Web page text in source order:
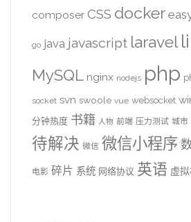
composer CSS docker
go java javascript laravel
MySQL nginx nodejs php
socket svn swoole vue websocket
分钟热度 书籍 人物 前端 压力测试 城市
待解决 微信 微信小程序
电影 碎片 系统 网络协议 英语 虚